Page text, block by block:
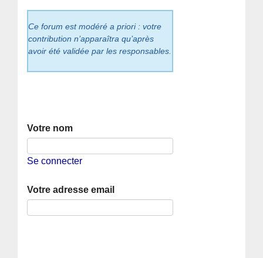
Ce forum est modéré a priori : votre
contribution n’apparaîtra qu’après
avoir été validée par les responsables.
Votre nom
Se connecter
Votre adresse email